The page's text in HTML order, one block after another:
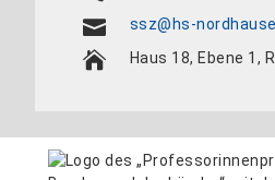
ssz@hs-
Haus 18, Ebene 1,